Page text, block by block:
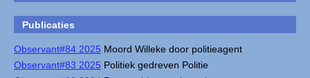
Publicaties
Observant#84 2025 Moord Willeke door politieagent
Observant#83 2025 Politiek gedreven Politie